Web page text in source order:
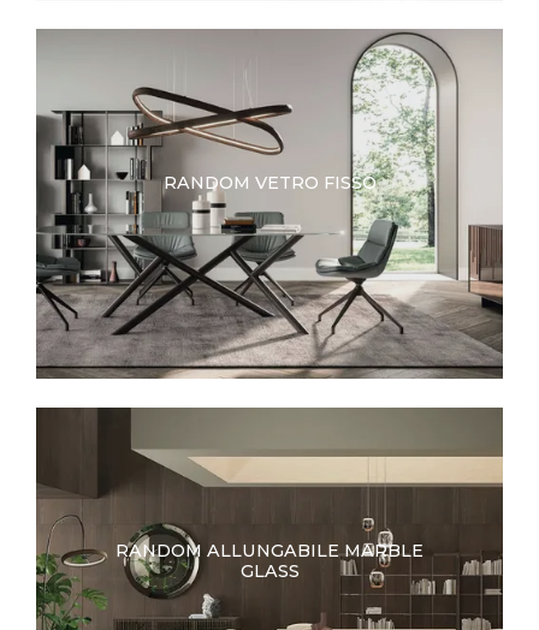
RANDOM VETRO FISSO
RANDOM ALLUNGABILE MARBLE
GLASS